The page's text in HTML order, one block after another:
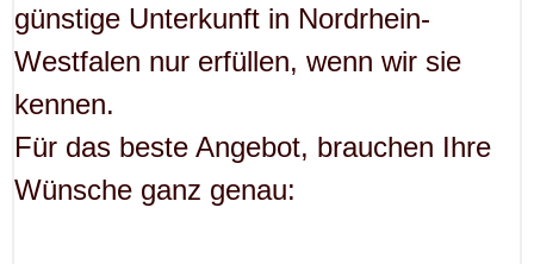
günstige Unterkunft in Nordrhein-
Westfalen nur erfüllen, wenn wir sie
kennen.
Für das beste Angebot, brauchen Ihre
Wünsche ganz genau: